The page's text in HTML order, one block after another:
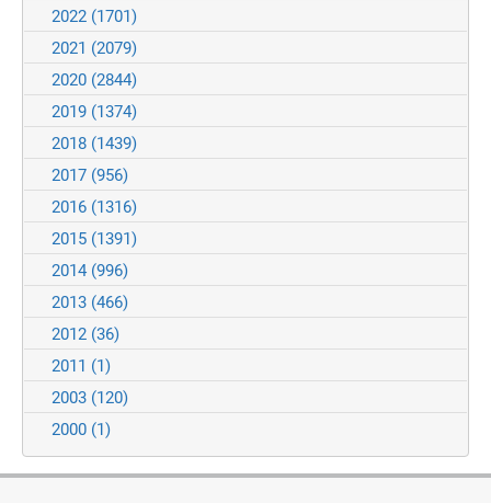
2022 (1701)
2021 (2079)
2020 (2844)
2019 (1374)
2018 (1439)
2017 (956)
2016 (1316)
2015 (1391)
2014 (996)
2013 (466)
2012 (36)
2011 (1)
2003 (120)
2000 (1)